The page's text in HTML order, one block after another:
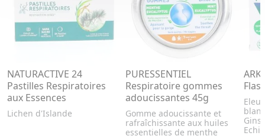
NATURACTIVE 24
Pastilles Respiratoires
aux Essences
Lichen d'Islande
PURESSENTIEL
Respiratoire gommes
adoucissantes 45g
Gomme adoucissante et
rafraîchissante aux huiles
essentielles de menthe